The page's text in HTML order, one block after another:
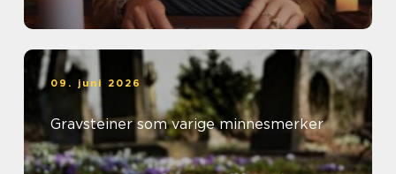
09. juni 2026
Gravsteiner som varige minnesmerker